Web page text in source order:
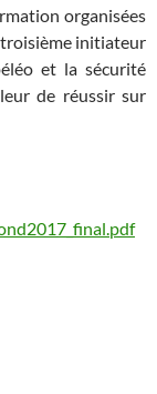
organisées
initiateur
et la sécurité
de réussir sur